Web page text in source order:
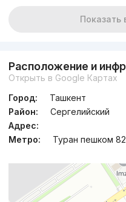
Показать
Расположение и
Открыть в Google Картах
Город:
Ташкент
Район:
Сергелийский
Адрес:
Метро:
Туран пешком